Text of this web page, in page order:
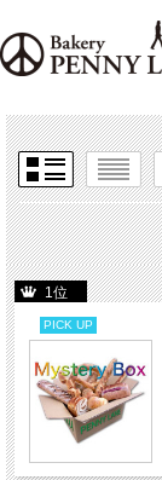
1位
PICK UP